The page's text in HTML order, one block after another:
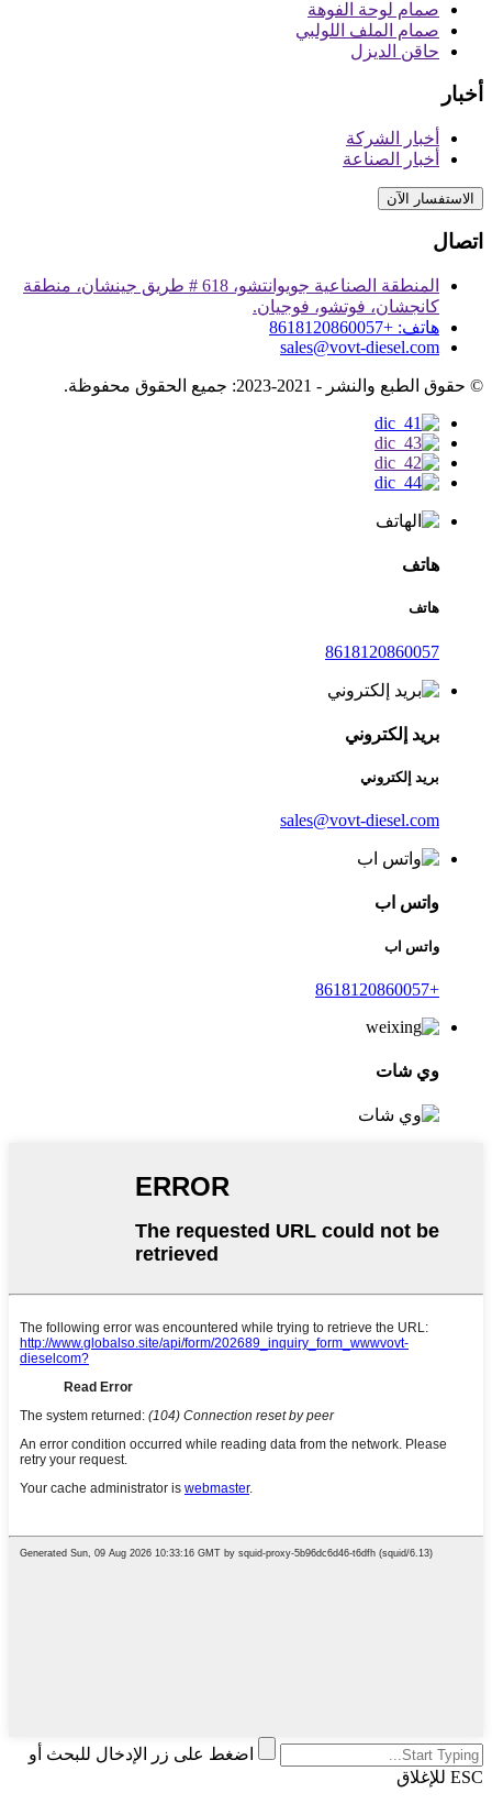
صمام لوحة الفوهة
صمام الملف اللولبي
حاقن الديزل
أخبار
أخبار الشركة
أخبار الصناعة
الاستفسار الآن
اتصال
المنطقة الصناعية جويوانتشو، 618 # طريق جينشان، منطقة
كانجشان، فوتشو، فوجيان.
هاتف: +8618120860057
sales@vovt-diesel.com
© حقوق الطبع والنشر - 2021-2023: جميع الحقوق محفوظة.
هاتف
هاتف
8618120860057
بريد إلكتروني
بريد إلكتروني
sales@vovt-diesel.com
واتس اب
واتس اب
+8618120860057
وي شات
اضغط على زر الإدخال للبحث أو
ESC للإغلاق